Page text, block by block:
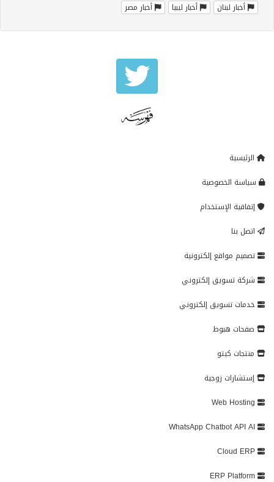
أخبار لبنان
أخبار ليبيا أخبار مصر
الرئيسية
سياسة الخصوصية
إتفاقية الإستخدام
اتصل بنا
تصميم مواقع إلكترونية
شركة تسويق إلكتروني
خدمات تسويق إلكتروني
صفحات هبوط
منتجات كيتو
إستشارات زوجية